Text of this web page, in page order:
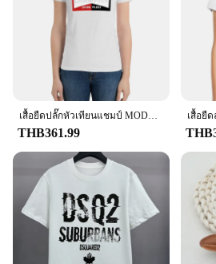
Understanding the diverse
this Classic Champion Tshirt is
of sizes to cater to all body
retailer looking to stock up on
individual shopper in search of
our commitment to quality and
this tee an ideal choice. Its sets
option for bulk purchases,
consistent supply of this timeless
เสื้อยืดปลั๊กหัวเทียนแชมป์ MODE Korea เสื้อยืดผู้หญิงเสื้อยืดลายรถแข่งเสื้อยืดสีดำสไตล์วินเทจ
THB361.99